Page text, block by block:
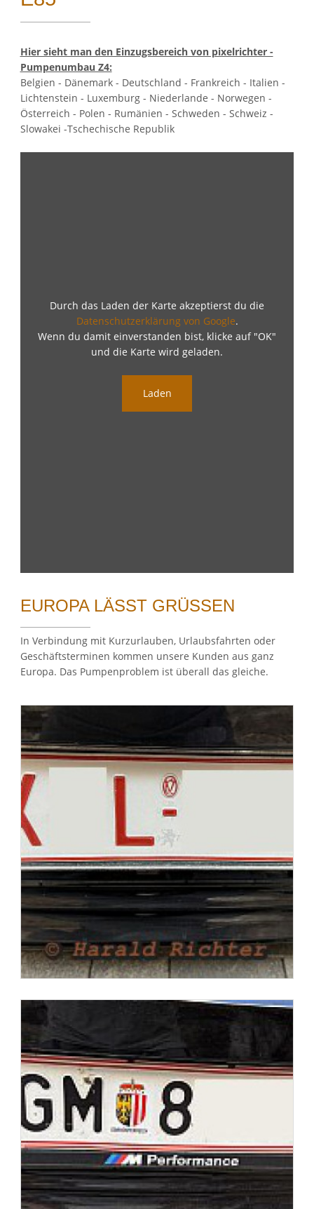
Hier sieht man den Einzugsbereich von pixelrichter -
Pumpenumbau Z4:
Belgien - Dänemark - Deutschland - Frankreich - Italien -
Lichtenstein - Luxemburg - Niederlande - Norwegen -
Österreich - Polen - Rumänien - Schweden - Schweiz -
Slowakei -Tschechische Republik
Durch das Laden der Karte akzeptierst du die
Datenschutzerklärung von Google.
Wenn du damit einverstanden bist, klicke auf "OK"
und die Karte wird geladen.
Laden
EUROPA LÄSST GRÜSSEN
In Verbindung mit Kurzurlauben, Urlaubsfahrten oder
Geschäftsterminen kommen unsere Kunden aus ganz
Europa. Das Pumpenproblem ist überall das gleiche.
Google Maps
Google Analytics
Auswahl speichern